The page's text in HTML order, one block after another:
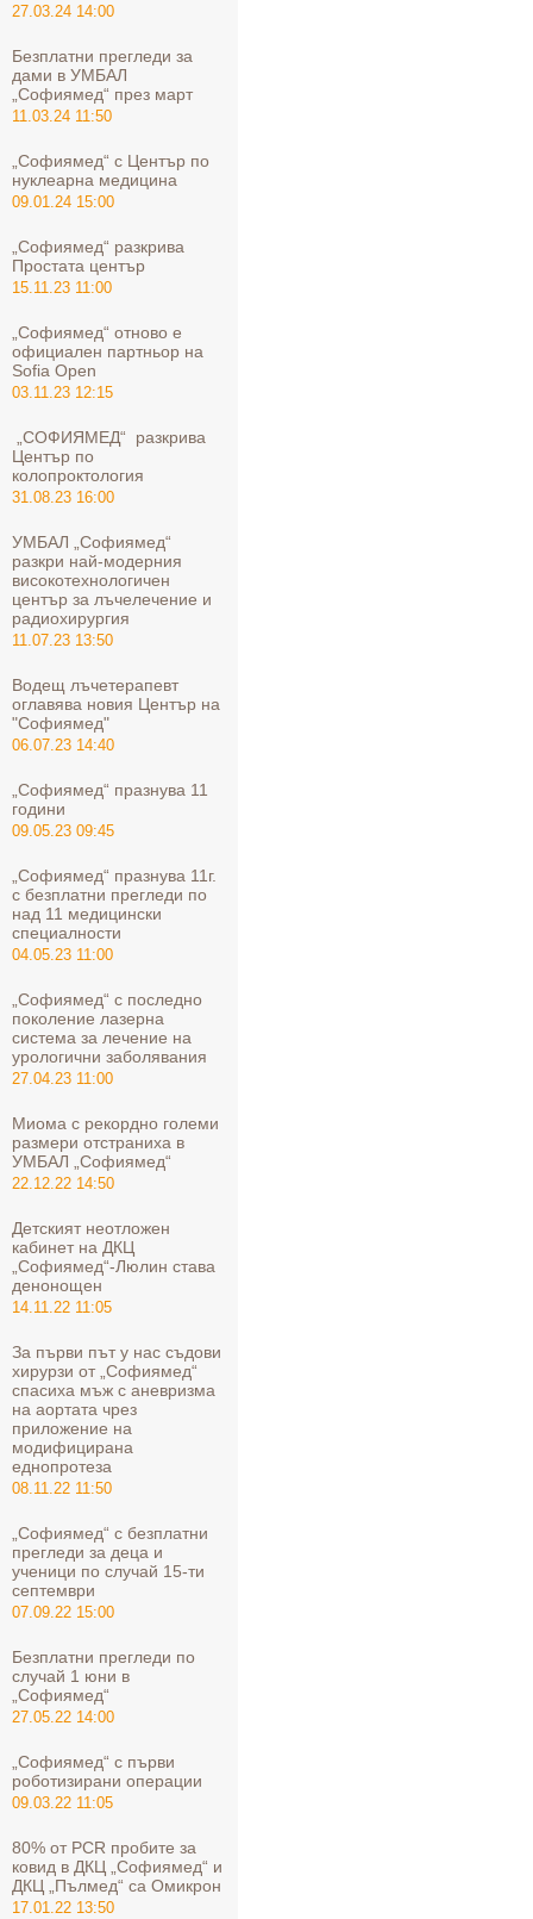
27.03.24 14:00
Безплатни прегледи за
дами в УМБАЛ
„Софиямед“ през март
11.03.24 11:50
„Софиямед“ с Център по
нуклеарна медицина
09.01.24 15:00
„Софиямед“ разкрива
Простата център
15.11.23 11:00
„Софиямед“ отново е
официален партньор на
Sofia Open
03.11.23 12:15
„СОФИЯМЕД“ разкрива
Център по
колопроктология
31.08.23 16:00
УМБАЛ „Софиямед“
разкри най-модерния
високотехнологичен
център за лъчелечение и
радиохирургия
11.07.23 13:50
Водещ лъчетерапевт
оглавява новия Център на
"Софиямед"
06.07.23 14:40
„Софиямед“ празнува 11
години
09.05.23 09:45
„Софиямед“ празнува 11г.
с безплатни прегледи по
над 11 медицински
специалности
04.05.23 11:00
„Софиямед“ с последно
поколение лазерна
система за лечение на
урологични заболявания
27.04.23 11:00
Миома с рекордно големи
размери отстраниха в
УМБАЛ „Софиямед“
22.12.22 14:50
Детският неотложен
кабинет на ДКЦ
„Софиямед“-Люлин става
денонощен
14.11.22 11:05
За първи път у нас съдови
хирурзи от „Софиямед“
спасиха мъж с аневризма
на аортата чрез
приложение на
модифицирана
еднопротеза
08.11.22 11:50
„Софиямед“ с безплатни
прегледи за деца и
ученици по случай 15-ти
септември
07.09.22 15:00
Безплатни прегледи по
случай 1 юни в
„Софиямед“
27.05.22 14:00
„Софиямед“ с първи
роботизирани операции
09.03.22 11:05
80% от PCR пробите за
ковид в ДКЦ „Софиямед“ и
ДКЦ „Пълмед“ са Омикрон
17.01.22 13:50